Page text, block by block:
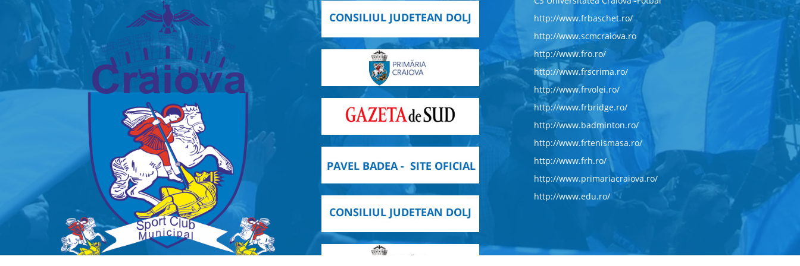
http://www.frbaschet.ro/
http://www.scmcraiova.ro
http://www.fro.ro/
http://www.frscrima.ro/
http://www.frvolei.ro/
http://www.frbridge.ro/
http://www.badminton.ro/
http://www.frtenismasa.ro/
http://www.frh.ro/
http://www.primariacraiova.ro/
http://www.edu.ro/